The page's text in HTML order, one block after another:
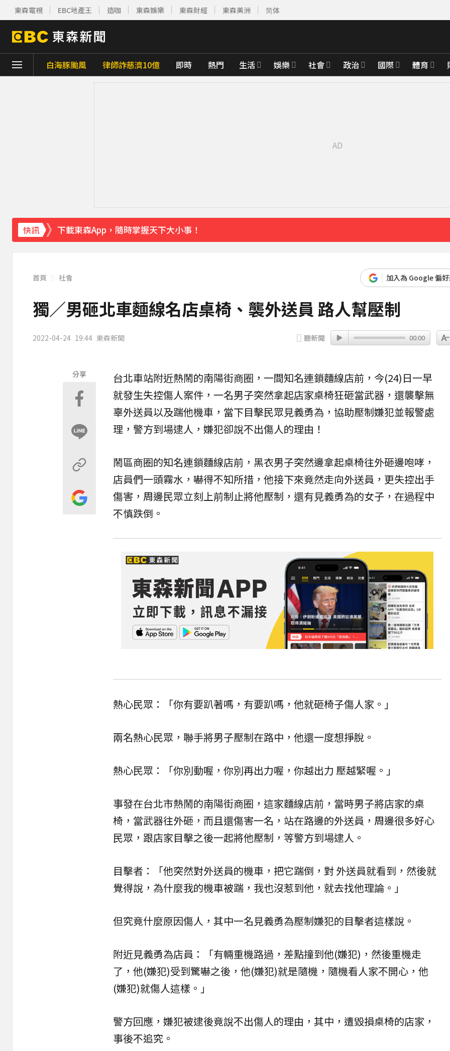
東森電視 EBC地產王 造咖 東森娛樂 東森財經 東森美洲 简体
白海豚颱風 律師詐慈濟10億 即時 熱門 生活 娛樂 社會 政治 國際 體育
快訊
下載東森App，隨時掌握天下大小事！
「白海豚」逼近！最新暴風圈侵襲率曝 一縣市達59％
25分鐘前
首頁 社會 加入為 Google 偏
獨／男砸北車麵線名店桌椅、襲外送員 路人幫壓制
2022-04-24 19:44 東森新聞 聽新聞 00:00
分享 台北車站附近熱鬧的南陽街商圈 ，一間知名連鎖麵線店前，今(24)日一早
就發生失控傷人案件，一名男子突然拿起店家桌椅狂砸當武器 ，還襲擊無
辜外送員以及踹他機車，當下目擊民眾見義勇為，協助壓制嫌犯並報警處
理，警方到場逮人，嫌犯卻說不出傷人的理由！
鬧區商圈的知名連鎖麵線店前，黑衣男子突然邊拿起桌椅往外砸邊咆哮，
店員們一頭霧水，嚇得不知所措，他接下來竟然走向外送員，更失控出手
傷害，周邊民眾立刻上前制止將他壓制，還有見義勇為的女子，在過程中
不慎跌倒。
熱心民眾：「你有要趴著嗎，有要趴嗎，他就砸椅子傷人家。」
兩名熱心民眾，聯手將男子壓制在路中，他還一度想掙脫。
熱心民眾：「你別動喔，你別再出力喔，你越出力 壓越緊喔。」
事發在台北市熱鬧的南陽街商圈，這家麵線店前，當時男子將店家的桌
椅，當武器往外砸，而且還傷害一名，站在路邊的外送員，周邊很多好心
民眾，跟店家目擊之後一起將他壓制，等警方到場逮人。
目擊者：「他突然對外送員的機車，把它踹倒，對 外送員就看到，然後就
覺得說，為什麼我的機車被踹，我也沒惹到他，就去找他理論。」
但究竟什麼原因傷人，其中一名見義勇為壓制嫌犯的目擊者這樣說。
附近見義勇為店員：「有輛重機路過，差點撞到他(嫌犯)，然後重機走
了，他(嫌犯)受到驚嚇之後，他(嫌犯)就是隨機，隨機看人家不開心，他
(嫌犯)就傷人這樣。」
警方回應，嫌犯被逮後竟說不出傷人的理由，其中，遭毀損桌椅的店家，
事後不追究。